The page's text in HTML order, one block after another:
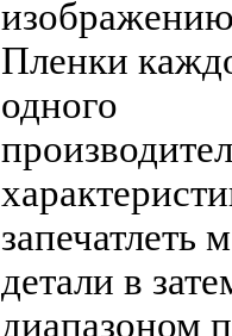
Пленки
одного
запечатлеть
детали в
диапазоном